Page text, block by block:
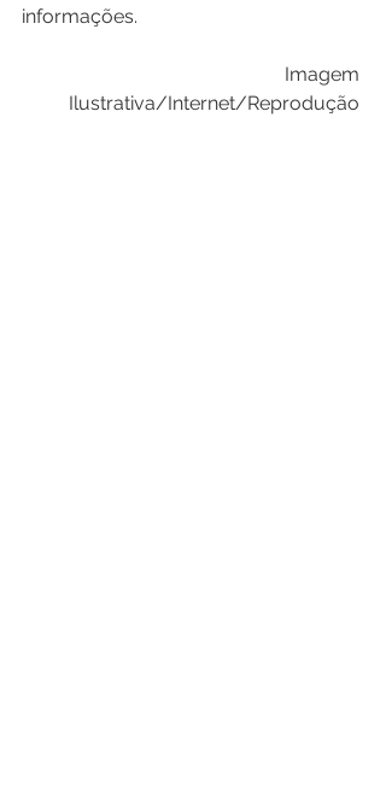
informações.
Imagem
Ilustrativa/Internet/Reprodução